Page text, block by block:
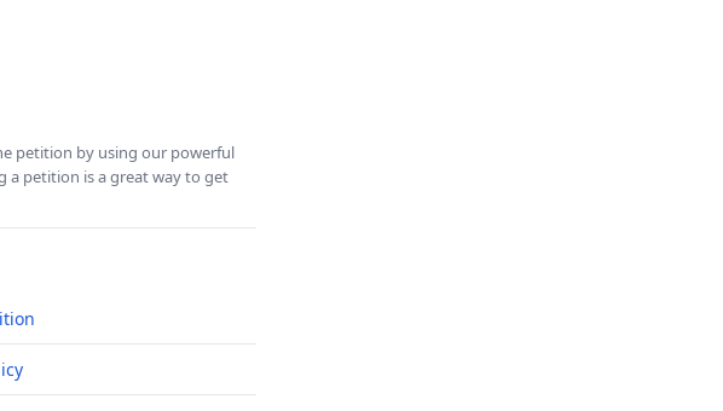
petition by using our powerful
a petition is a great way to get